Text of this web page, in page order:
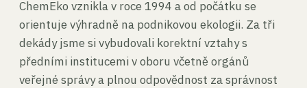
ChemEko vznikla v roce 1994 a od počátku se
orientuje výhradně na podnikovou ekologii. Za tři
dekády jsme si vybudovali korektní vztahy s
předními institucemi v oboru včetně orgánů
veřejné správy a plnou odpovědnost za správnost